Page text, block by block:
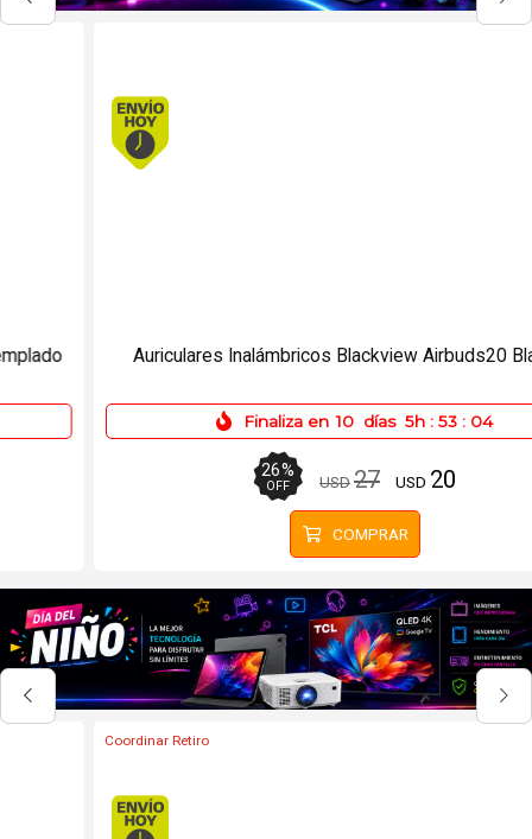
Envío hoy. Comprando antes de 13Hs.
Auriculares Inalámbricos Blackview Airbuds20 Blancos
Finaliza en 10 días 5h : 53 : 04
USD 27 USD20
COMPRAR
Coordinar Retiro
Envío hoy. Comprando antes de 13Hs.